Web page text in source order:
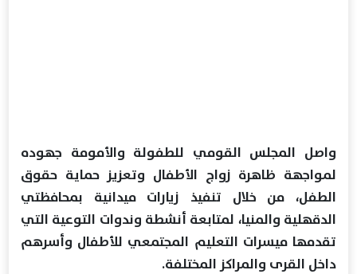
واصل المجلس القومي للطفولة والأمومة جهوده
لمواجهة ظاهرة زواج الأطفال وتعزيز حماية حقوق
الطفل، من خلال تنفيذ زيارات ميدانية بمحافظتي
الدقهلية والمنيا، لمتابعة أنشطة وندوات التوعية التي
تقدمها ميسرات التعليم المجتمعي للأطفال وأسرهم
داخل القرى والمراكز المختلفة.